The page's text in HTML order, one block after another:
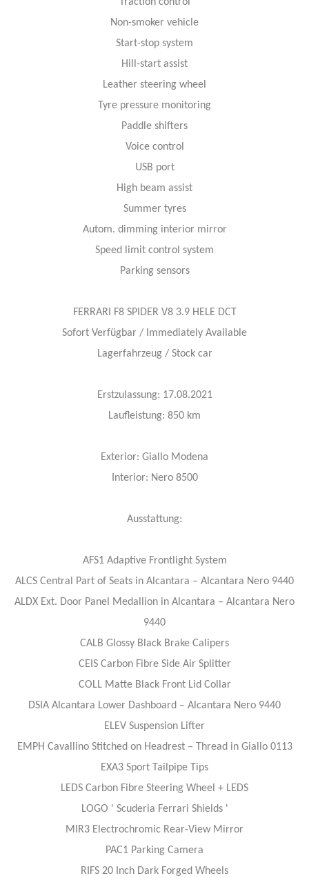
Non-smoker vehicle
Start-stop system
Hill-start assist
Leather steering wheel
Tyre pressure monitoring
Paddle shifters
Voice control
USB port
High beam assist
Summer tyres
Autom. dimming interior mirror
Speed limit control system
Parking sensors
FERRARI F8 SPIDER V8 3.9 HELE DCT
Sofort Verfügbar / Immediately Available
Lagerfahrzeug / Stock car
Erstzulassung: 17.08.2021
Laufleistung: 850 km
Exterior: Giallo Modena
Interior: Nero 8500
Ausstattung:
AFS1 Adaptive Frontlight System
ALCS Central Part of Seats in Alcantara – Alcantara Nero 9440
ALDX Ext. Door Panel Medallion in Alcantara – Alcantara Nero
9440
CALB Glossy Black Brake Calipers
CEIS Carbon Fibre Side Air Splitter
COLL Matte Black Front Lid Collar
DSIA Alcantara Lower Dashboard – Alcantara Nero 9440
ELEV Suspension Lifter
EMPH Cavallino Stitched on Headrest – Thread in Giallo 0113
EXA3 Sport Tailpipe Tips
LEDS Carbon Fibre Steering Wheel + LEDS
LOGO ' Scuderia Ferrari Shields '
MIR3 Electrochromic Rear-View Mirror
PAC1 Parking Camera
RIFS 20 Inch Dark Forged Wheels